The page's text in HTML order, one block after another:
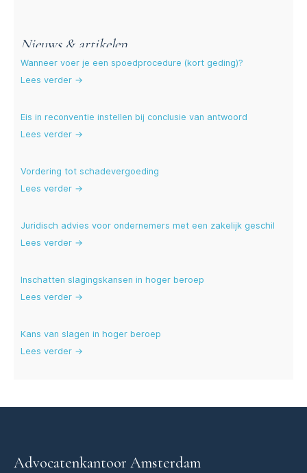
Nieuws & artikelen
Wanneer voer je een spoedprocedure (kort geding)?
Lees verder →
Eis in reconventie instellen bij conclusie van antwoord
Lees verder →
Vordering tot schadevergoeding
Lees verder →
Juridisch advies voor ondernemers met een zakelijk geschil
Lees verder →
Inschatten slagingskansen in hoger beroep
Lees verder →
Kans van slagen in hoger beroep
Lees verder →
Advocatenkantoor Amsterdam